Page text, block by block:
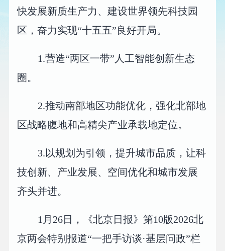
快发展新质生产力、建设世界领先科技园
区，奋力实现“十五五”良好开局。
1.营造“两区一带”人工智能创新生态
圈。
2.推动南部地区功能优化，强化北部地
区战略腹地和高精尖产业承载地定位。
3.以规划为引领，提升城市品质，让科
技创新、产业发展、空间优化和城市发展
齐头并进。
1月26日，《北京日报》第10版2026北
京两会特别报道“一把手访谈·基层问政”栏